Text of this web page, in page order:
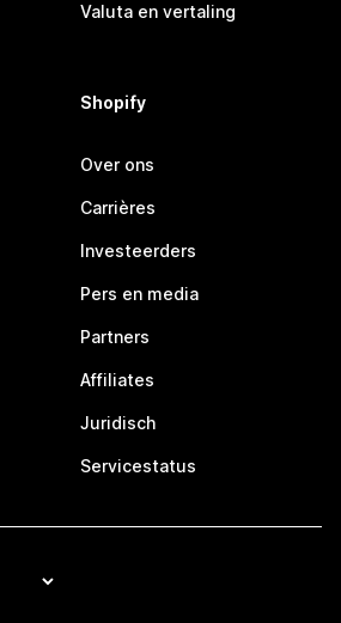
Valuta en vertaling
Shopify
Over ons
Carrières
Investeerders
Pers en media
Partners
Affiliates
Juridisch
Servicestatus